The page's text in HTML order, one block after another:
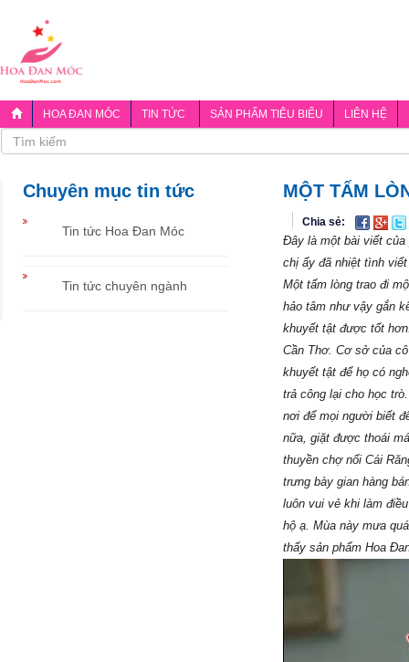
HOA ĐAN MÓC TIN TỨC SẢN PHẨM TIÊU BIỂU LIÊN HỆ
Chuyên mục tin tức
Tin tức Hoa Đan Móc
Tin tức chuyên ngành
MỘT TẤM
Chia sẻ:
Đây là một bài viết của
chị ấy đã nhiệt tình
Một tấm lòng trao đi
hảo tâm như vậy gắn
khuyết tật được tốt
Cần Thơ. Cơ sở của
khuyết tật để họ có
trả công lại cho học
nơi để mọi người biết
nữa, giặt được thoái
thuyền chợ nổi Cái
trưng bày gian hàng
luôn vui vẻ khi làm
hộ ạ. Mùa này mưa
thấy sản phẩm Hoa